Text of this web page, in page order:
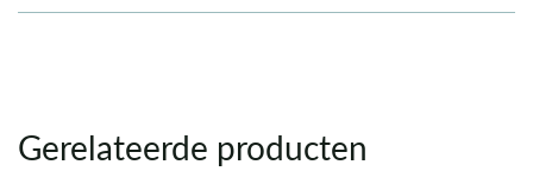
Gerelateerde producten